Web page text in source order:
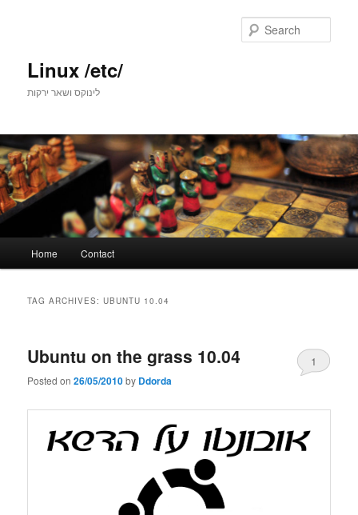
Linux /etc/
לינוקס ושאר ירקות
Home Contact
TAG ARCHIVES:UBUNTU 10.04
Ubuntu on the grass 10.04
Posted on26/05/2010by Ddorda
1